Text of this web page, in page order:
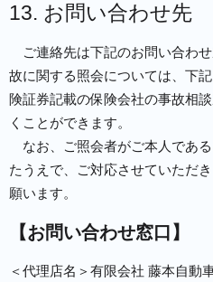
13. お問い合わせ先
ご連絡先は下記のお問い合わ
故に関する照会については、下
険証券記載の保険会社の事故相
くことができます。
なお、ご照会者がご本人であ
たうえで、ご対応させていただ
願います。
【お問い合わせ窓口】
＜代理店名＞有限会社 藤本自動